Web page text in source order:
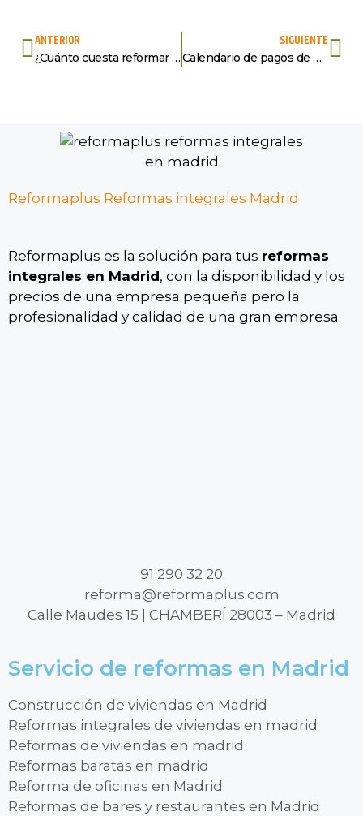
ANTERIOR
¿Cuánto cuesta reformar un piso en Madrid en 2026?
SIGUIENTE
Calendario de pagos de una reforma en Madrid ReformaPlus
Reformaplus Reformas integrales Madrid
Reformaplus es la solución para tus reformas
integrales en Madrid, con la disponibilidad y los
precios de una empresa pequeña pero la
profesionalidad y calidad de una gran empresa.
91 290 32 20
reforma@reformaplus.com
Calle Maudes 15 | CHAMBERÍ 28003 – Madrid
Servicio de reformas en Madrid
Construcción de viviendas en Madrid
Reformas integrales de viviendas en madrid
Reformas de viviendas en madrid
Reformas baratas en madrid
Reforma de oficinas en Madrid
Reformas de bares y restaurantes en Madrid